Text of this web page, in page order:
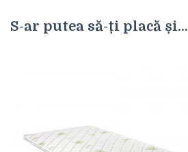
S-ar putea să-ți placă și...